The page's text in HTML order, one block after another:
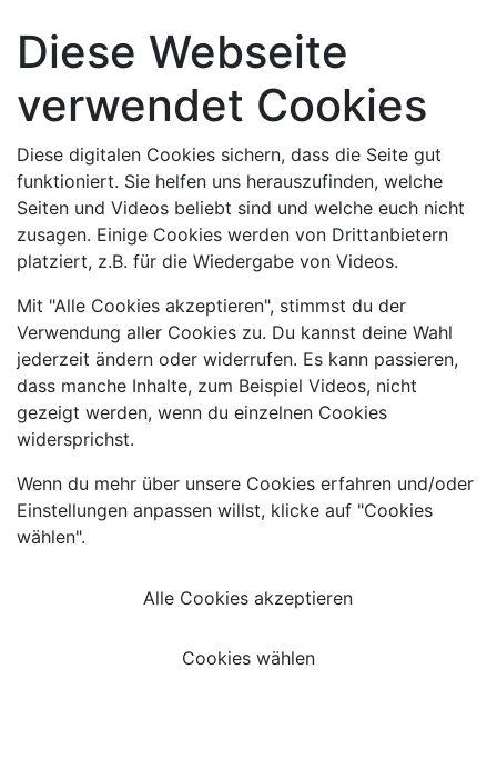
Diese Webseite
verwendet Cookies
Diese digitalen Cookies sichern, dass die Seite gut
funktioniert. Sie helfen uns herauszufinden, welche
Seiten und Videos beliebt sind und welche euch nicht
zusagen. Einige Cookies werden von Drittanbietern
platziert, z.B. für die Wiedergabe von Videos.
Mit "Alle Cookies akzeptieren", stimmst du der
Verwendung aller Cookies zu. Du kannst deine Wahl
jederzeit ändern oder widerrufen. Es kann passieren,
dass manche Inhalte, zum Beispiel Videos, nicht
gezeigt werden, wenn du einzelnen Cookies
widersprichst.
Wenn du mehr über unsere Cookies erfahren und/oder
Einstellungen anpassen willst, klicke auf "Cookies
wählen".
Alle Cookies akzeptieren
Cookies wählen